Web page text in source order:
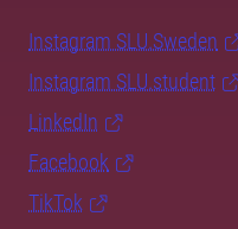
Instagram SLU.Sweden
Instagram SLU.student
LinkedIn
Facebook
TikTok